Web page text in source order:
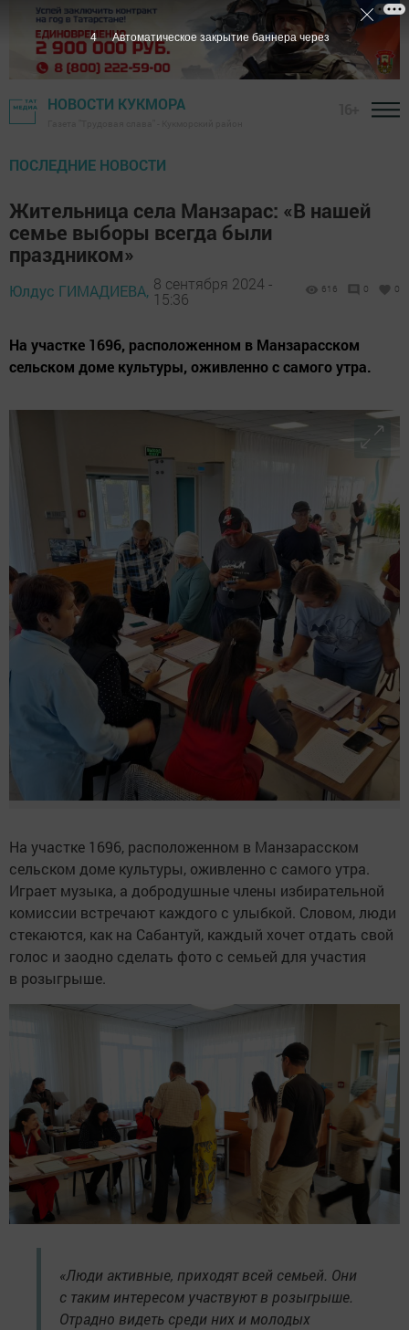
НОВОСТИ КУКМОРА
ПОСЛЕДНИЕ НОВОСТИ
Жительница села Манзарас: «В нашей
семье выборы всегда были
праздником»
Юлдус ГИМАДИЕВА, 8 сентября 2024 -
15:36
616 0 0
На участке 1696, расположенном в Манзарасском
сельском доме культуры, оживленно с самого утра.
На участке 1696, расположенном в Манзарасском
сельском доме культуры, оживленно с самого утра.
Играет музыка, а добродушные члены избирательной
комиссии встречают каждого с улыбкой. Словом, люди
стекаются, как на Сабантуй, каждый хочет отдать свой
голос и заодно сделать фото с семьей для участия
в розыгрыше.
«Люди активные, приходят всей семьей. Они
с таким интересом участвуют в розыгрыше.
Отрадно видеть среди них и молодых
2 Автоматическое закрытие баннера через